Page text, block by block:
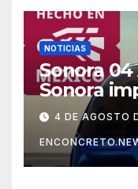
NOTICIAS
Sonora
Sonora
eléctrico
al ITH
4 DE AGOSTO